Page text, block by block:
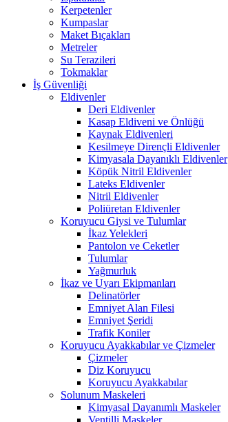
Kerpetenler
Kumpaslar
Maket Bıçakları
Metreler
Su Terazileri
Tokmaklar
İş Güvenliği
Eldivenler
Deri Eldivenler
Kasap Eldiveni ve Önlüğü
Kaynak Eldivenleri
Kesilmeye Dirençli Eldivenler
Kimyasala Dayanıklı Eldivenler
Köpük Nitril Eldivenler
Lateks Eldivenler
Nitril Eldivenler
Poliüretan Eldivenler
Koruyucu Giysi ve Tulumlar
İkaz Yelekleri
Pantolon ve Ceketler
Tulumlar
Yağmurluk
İkaz ve Uyarı Ekipmanları
Delinatörler
Emniyet Alan Filesi
Emniyet Şeridi
Trafik Koniler
Koruyucu Ayakkabılar ve Çizmeler
Çizmeler
Diz Koruyucu
Koruyucu Ayakkabılar
Solunum Maskeleri
Kimyasal Dayanımlı Maskeler
Ventilli Maskeler